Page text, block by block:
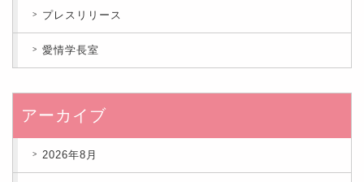
プレスリリース
愛情学長室
アーカイブ
2026年8月